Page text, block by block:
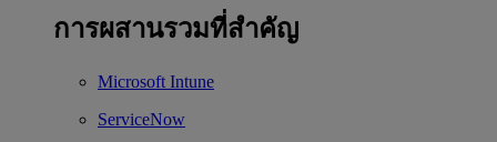
การผสานรวมที่สำคัญ
Microsoft Intune
ServiceNow